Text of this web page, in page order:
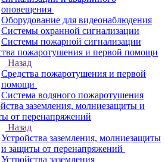
оповещения
Оборудование для видеонаблюдения
Системы охранной сигнализации
Системы пожарной сигнализации
пожаротушения и первой помощи
Назад
Средства пожаротушения и первой
помощи
Система водяного пожаротушения
заземления, молниезащиты и
от перенапряжений
Назад
Устройства заземления, молниезащиты
и защиты от перенапряжений
Устройства заземления